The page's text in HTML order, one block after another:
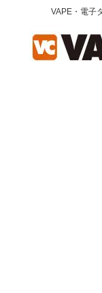
VAPE・電子